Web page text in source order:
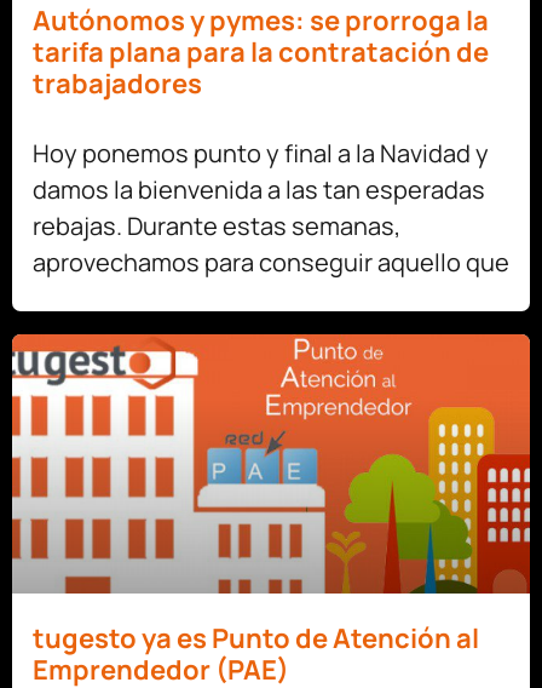
Autónomos y pymes: se prorroga la
tarifa plana para la contratación de
trabajadores
Hoy ponemos punto y final a la Navidad y
damos la bienvenida a las tan esperadas
rebajas. Durante estas semanas,
aprovechamos para conseguir aquello que
tugesto ya es Punto de Atención al
Emprendedor (PAE)